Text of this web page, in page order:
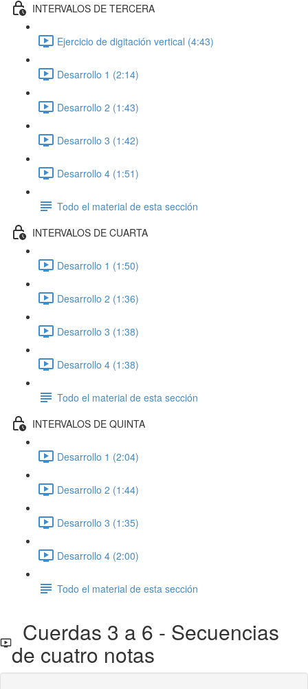
INTERVALOS DE TERCERA
Ejercicio de digitación vertical (4:43)
Desarrollo 1 (2:14)
Desarrollo 2 (1:43)
Desarrollo 3 (1:42)
Desarrollo 4 (1:51)
Todo el material de esta sección
INTERVALOS DE CUARTA
Desarrollo 1 (1:50)
Desarrollo 2 (1:36)
Desarrollo 3 (1:38)
Desarrollo 4 (1:38)
Todo el material de esta sección
INTERVALOS DE QUINTA
Desarrollo 1 (2:04)
Desarrollo 2 (1:44)
Desarrollo 3 (1:35)
Desarrollo 4 (2:00)
Todo el material de esta sección
Cuerdas 3 a 6 - Secuencias
de cuatro notas